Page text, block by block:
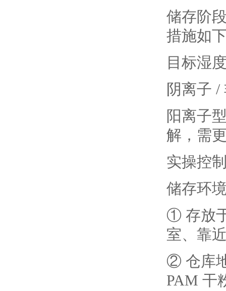
储存阶
措施如
目标湿
阴离子 /
阳离子
解，需
实操控
储存环
① 存放
室、靠
② 仓库
PAM 干